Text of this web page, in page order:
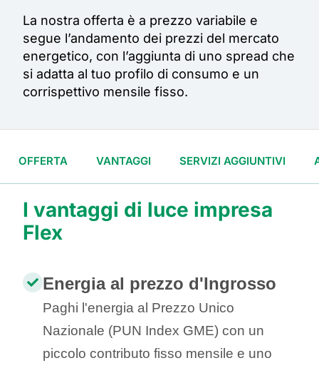
La nostra offerta è a prezzo variabile e
segue l’andamento dei prezzi del mercato
energetico, con l’aggiunta di uno spread che
si adatta al tuo profilo di consumo e un
corrispettivo mensile fisso.
OFFERTA VANTAGGI SERVIZI AGGIUNTIVI
I vantaggi di luce impresa
Flex
Energia al prezzo d'Ingrosso
Paghi l'energia al Prezzo Unico
Nazionale (PUN Index GME) con un
piccolo contributo fisso mensile e uno